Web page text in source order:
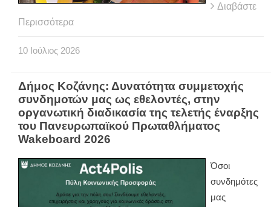
Διαβάστε
Περισσότερα
10 Ιούλιος 2026
Δήμος Κοζάνης: Δυνατότητα συμμετοχής
συνδημοτών μας ως εθελοντές, στην
οργανωτική διαδικασία της τελετής έναρξης
του Πανευρωπαϊκού Πρωταθλήματος
Wakeboard 2026
Όσοι
συνδημότες
μας